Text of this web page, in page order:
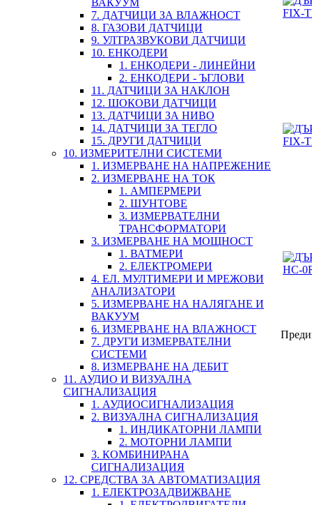
7. ДАТЧИЦИ ЗА ВЛАЖНОСТ
8. ГАЗОВИ ДАТЧИЦИ
9. УЛТРАЗВУКОВИ ДАТЧИЦИ
10. ЕНКОДЕРИ
1. ЕНКОДЕРИ - ЛИНЕЙНИ
2. ЕНКОДЕРИ - ЪГЛОВИ
11. ДАТЧИЦИ ЗА НАКЛОН
12. ШОКОВИ ДАТЧИЦИ
13. ДАТЧИЦИ ЗА НИВО
14. ДАТЧИЦИ ЗА ТЕГЛО
15. ДРУГИ ДАТЧИЦИ
10. ИЗМЕРИТЕЛНИ СИСТЕМИ
1. ИЗМЕРВАНЕ НА НАПРЕЖЕНИЕ
2. ИЗМЕРВАНЕ НА ТОК
1. АМПЕРМЕРИ
2. ШУНТОВЕ
3. ИЗМЕРВАТЕЛНИ
ТРАНСФОРМАТОРИ
3. ИЗМЕРВАНЕ НА МОЩНОСТ
1. ВАТМЕРИ
2. ЕЛЕКТРОМЕРИ
4. ЕЛ. МУЛТИМЕРИ И МРЕЖОВИ
АНАЛИЗАТОРИ
5. ИЗМЕРВАНЕ НА НАЛЯГАНЕ И
ВАКУУМ
6. ИЗМЕРВАНЕ НА ВЛАЖНОСТ
7. ДРУГИ ИЗМЕРВАТЕЛНИ
СИСТЕМИ
8. ИЗМЕРВАНЕ НА ДЕБИТ
11. АУДИО И ВИЗУАЛНА
СИГНАЛИЗАЦИЯ
1. АУДИОСИГНАЛИЗАЦИЯ
2. ВИЗУАЛНА СИГНАЛИЗАЦИЯ
1. ИНДИКАТОРНИ ЛАМПИ
2. МОТОРНИ ЛАМПИ
3. КОМБИНИРАНА
СИГНАЛИЗАЦИЯ
12. СРЕДСТВА ЗА АВТОМАТИЗАЦИЯ
1. ЕЛЕКТРОЗАДВИЖВАНЕ